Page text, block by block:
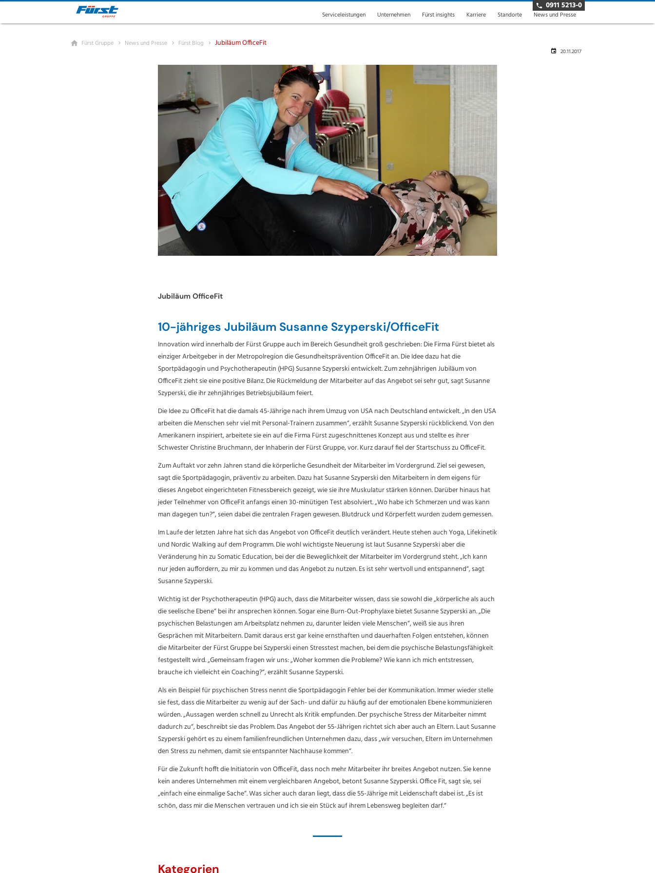
Serviceleistungen Unternehmen Fürst insights Karriere Standorte News und Presse
0911 5213-0
Fürst Gruppe News und Presse Fürst Blog Jubiläum OfficeFit
20.11.2017
Jubiläum OfficeFit
10-jähriges Jubiläum Susanne Szyperski/OfficeFit
Innovation wird innerhalb der Fürst Gruppe auch im Bereich Gesundheit groß geschrieben: Die Firma Fürst bietet als
einziger Arbeitgeber in der Metropolregion die Gesundheitsprävention OfficeFit an. Die Idee dazu hat die
Sportpädagogin und Psychotherapeutin (HPG) Susanne Szyperski entwickelt. Zum zehnjährigen Jubiläum von
OfficeFit zieht sie eine positive Bilanz. Die Rückmeldung der Mitarbeiter auf das Angebot sei sehr gut, sagt Susanne
Szyperski, die ihr zehnjähriges Betriebsjubiläum feiert.
Die Idee zu OfficeFit hat die damals 45-Jährige nach ihrem Umzug von USA nach Deutschland entwickelt. „In den USA
arbeiten die Menschen sehr viel mit Personal-Trainern zusammen“, erzählt Susanne Szyperski rückblickend. Von den
Amerikanern inspiriert, arbeitete sie ein auf die Firma Fürst zugeschnittenes Konzept aus und stellte es ihrer
Schwester Christine Bruchmann, der Inhaberin der Fürst Gruppe, vor. Kurz darauf fiel der Startschuss zu OfficeFit.
Zum Auftakt vor zehn Jahren stand die körperliche Gesundheit der Mitarbeiter im Vordergrund. Ziel sei gewesen,
sagt die Sportpädagogin, präventiv zu arbeiten. Dazu hat Susanne Szyperski den Mitarbeitern in dem eigens für
dieses Angebot eingerichteten Fitnessbereich gezeigt, wie sie ihre Muskulatur stärken können. Darüber hinaus hat
jeder Teilnehmer von OfficeFit anfangs einen 30-minütigen Test absolviert. „Wo habe ich Schmerzen und was kann
man dagegen tun?“, seien dabei die zentralen Fragen gewesen. Blutdruck und Körperfett wurden zudem gemessen.
Im Laufe der letzten Jahre hat sich das Angebot von OfficeFit deutlich verändert. Heute stehen auch Yoga, Lifekinetik
und Nordic Walking auf dem Programm. Die wohl wichtigste Neuerung ist laut Susanne Szyperski aber die
Veränderung hin zu Somatic Education, bei der die Beweglichkeit der Mitarbeiter im Vordergrund steht. „Ich kann
nur jeden auffordern, zu mir zu kommen und das Angebot zu nutzen. Es ist sehr wertvoll und entspannend“, sagt
Susanne Szyperski.
Wichtig ist der Psychotherapeutin (HPG) auch, dass die Mitarbeiter wissen, dass sie sowohl die „körperliche als auch
die seelische Ebene“ bei ihr ansprechen können. Sogar eine Burn-Out-Prophylaxe bietet Susanne Szyperski an. „Die
psychischen Belastungen am Arbeitsplatz nehmen zu, darunter leiden viele Menschen“, weiß sie aus ihren
Gesprächen mit Mitarbeitern. Damit daraus erst gar keine ernsthaften und dauerhaften Folgen entstehen, können
die Mitarbeiter der Fürst Gruppe bei Szyperski einen Stresstest machen, bei dem die psychische Belastungsfähigkeit
festgestellt wird. „Gemeinsam fragen wir uns: „Woher kommen die Probleme? Wie kann ich mich entstressen,
brauche ich vielleicht ein Coaching?“, erzählt Susanne Szyperski.
Als ein Beispiel für psychischen Stress nennt die Sportpädagogin Fehler bei der Kommunikation. Immer wieder stelle
sie fest, dass die Mitarbeiter zu wenig auf der Sach- und dafür zu häufig auf der emotionalen Ebene kommunizieren
würden. „Aussagen werden schnell zu Unrecht als Kritik empfunden. Der psychische Stress der Mitarbeiter nimmt
dadurch zu“, beschreibt sie das Problem. Das Angebot der 55-Jährigen richtet sich aber auch an Eltern. Laut Susanne
Szyperski gehört es zu einem familienfreundlichen Unternehmen dazu, dass „wir versuchen, Eltern im Unternehmen
den Stress zu nehmen, damit sie entspannter Nachhause kommen“.
Für die Zukunft hofft die Initiatorin von OfficeFit, dass noch mehr Mitarbeiter ihr breites Angebot nutzen. Sie kenne
kein anderes Unternehmen mit einem vergleichbaren Angebot, betont Susanne Szyperski. Office Fit, sagt sie, sei
„einfach eine einmalige Sache“. Was sicher auch daran liegt, dass die 55-Jährige mit Leidenschaft dabei ist. „Es ist
schön, dass mir die Menschen vertrauen und ich sie ein Stück auf ihrem Lebensweg begleiten darf.“
Kategorien